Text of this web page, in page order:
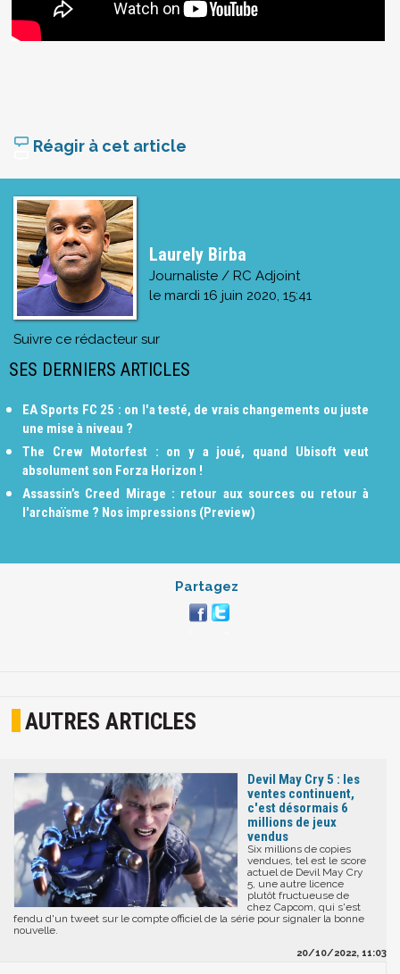
Réagir à cet article
Laurely Birba
Journaliste / RC Adjoint
le mardi 16 juin 2020, 15:41
Suivre ce rédacteur sur
SES DERNIERS ARTICLES
EA Sports FC 25 : on l'a testé, de vrais changements ou juste
une mise à niveau ?
The Crew Motorfest : on y a joué, quand Ubisoft veut
absolument son Forza Horizon !
Assassin’s Creed Mirage : retour aux sources ou retour à
l'archaïsme ? Nos impressions (Preview)
Partagez
AUTRES ARTICLES
Devil May Cry 5 : les
ventes continuent,
c'est désormais 6
millions de jeux
vendus
Six millions de copies
vendues, tel est le score
actuel de Devil May Cry
5, une autre licence
plutôt fructueuse de
chez Capcom, qui s'est
fendu d'un tweet sur le compte officiel de la série pour signaler la bonne
nouvelle.
20/10/2022, 11:03